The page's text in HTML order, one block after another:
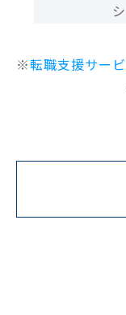
※転職支援サー